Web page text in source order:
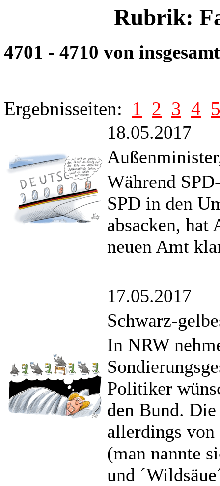
Rubrik:
4701 - 4710 von
Ergebnisseiten: 1 2 3 4 5
18.05.2017
Während
SPD in den
absacken, hat
neuen Amt
17.05.2017
Schwarz-
In NRW
Politiker
den Bund.
allerdings
(man nannte
und